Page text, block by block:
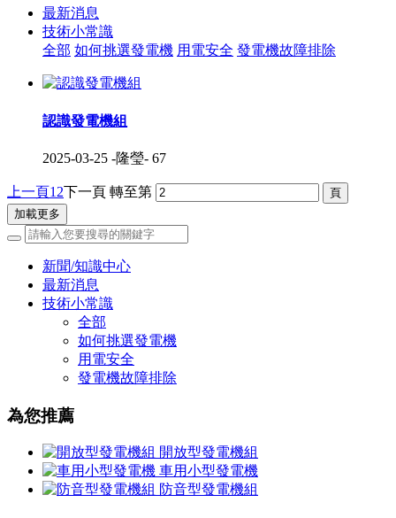
最新消息
技術小常識
全部 如何挑選發電機 用電安全 發電機故障排除
認識發電機組
2025-03-25 -隆瑩- 67
上一頁1 2下一頁 轉至第
加載更多
新聞/知識中心
最新消息
技術小常識
全部
如何挑選發電機
用電安全
發電機故障排除
為您推薦
開放型發電機組
車用小型發電機
防音型發電機組